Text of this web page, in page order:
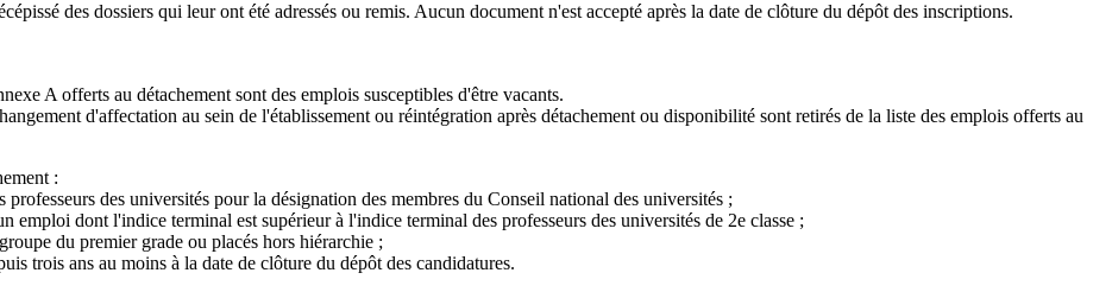
des dossiers qui leur ont été adressés ou remis. Aucun document n'est accepté après la date de clôture du dépôt des inscriptions.
A offerts au détachement sont des emplois susceptibles d'être vacants.
d'affectation au sein de l'établissement ou réintégration après détachement ou disponibilité sont retirés de la liste des emplois offerts au
:
des universités pour la désignation des membres du Conseil national des universités ;
emploi dont l'indice terminal est supérieur à l'indice terminal des professeurs des universités de 2e classe ;
du premier grade ou placés hors hiérarchie ;
trois ans au moins à la date de clôture du dépôt des candidatures.